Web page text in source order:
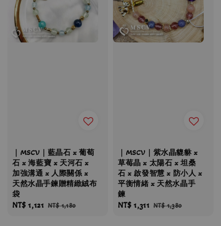
｜MSCV｜藍晶石 x 葡萄
石 x 海藍寶 x 天河石 x
加強溝通 x 人際關係 x
天然水晶手鍊贈精緻絨布
袋
Sale
NT$ 1,121 Regular
NT$ 1,180
｜MSCV｜紫水晶貔貅 x
草莓晶 x 太陽石 x 坦桑
石 x 啟發智慧 x 防小人 x
平衡情緒 x 天然水晶手
鍊
Sale
NT$ 1,311 Regular
NT$ 1,380